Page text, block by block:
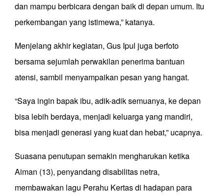
dan mampu berbicara dengan baik di depan umum. Itu
perkembangan yang istimewa,” katanya.
Menjelang akhir kegiatan, Gus Ipul juga berfoto
bersama sejumlah perwakilan penerima bantuan
atensi, sambil menyampaikan pesan yang hangat.
“Saya ingin bapak ibu, adik-adik semuanya, ke depan
bisa lebih berdaya, menjadi keluarga yang mandiri,
bisa menjadi generasi yang kuat dan hebat,” ucapnya.
Suasana penutupan semakin mengharukan ketika
Aiman (13), penyandang disabilitas netra,
membawakan lagu Perahu Kertas di hadapan para